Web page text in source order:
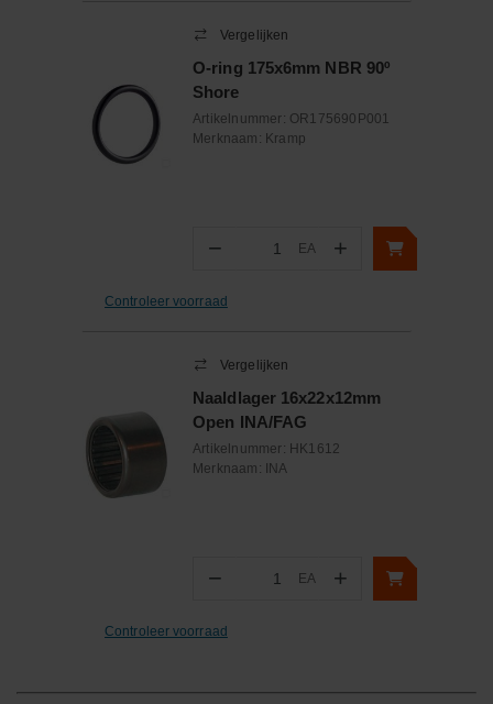
Vergelijken
O-ring 175x6mm NBR 90º
Shore
Artikelnummer: OR175690P001
Merknaam: Kramp
− Aantal
EA +
Controleer voorraad
Vergelijken
Naaldlager 16x22x12mm
Open INA/FAG
Artikelnummer: HK1612
Merknaam:
INA
− Aantal
EA +
Controleer voorraad